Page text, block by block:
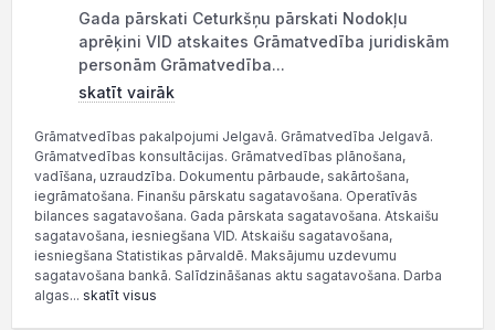
Gada pārskati Ceturkšņu pārskati Nodokļu
aprēķini VID atskaites Grāmatvedība juridiskām
personām Grāmatvedība...
skatīt vairāk
Grāmatvedības pakalpojumi Jelgavā. Grāmatvedība Jelgavā.
Grāmatvedības konsultācijas. Grāmatvedības plānošana,
vadīšana, uzraudzība. Dokumentu pārbaude, sakārtošana,
iegrāmatošana. Finanšu pārskatu sagatavošana. Operatīvās
bilances sagatavošana. Gada pārskata sagatavošana. Atskaišu
sagatavošana, iesniegšana VID. Atskaišu sagatavošana,
iesniegšana Statistikas pārvaldē. Maksājumu uzdevumu
sagatavošana bankā. Salīdzināšanas aktu sagatavošana. Darba
algas... skatīt visus